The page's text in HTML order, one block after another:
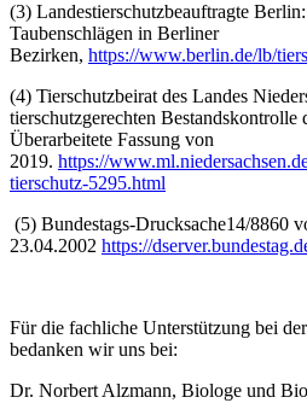
(3) Landestierschutzbeauftragte
Taubenschlägen in Berliner
Bezirken, https://www.berlin.de/lb/
(4) Tierschutzbeirat des Landes
tierschutzgerechten Bestandskontrolle
Überarbeitete Fassung von
2019. https://
tierschutz-5295.html
(5) Bundestags-Drucksache14/8860
23.04.2002 https://
Für die fachliche Unterstützung bei
bedanken wir uns bei:
Dr. Norbert Alzmann, Biologe und